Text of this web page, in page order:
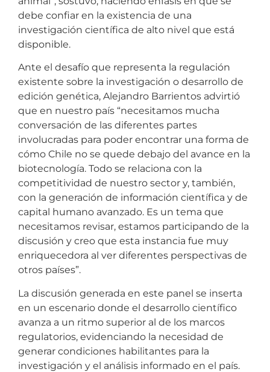
debe confiar en la existencia de una
investigación científica de alto nivel que está
disponible.
Ante el desafío que representa la regulación
existente sobre la investigación o desarrollo de
edición genética, Alejandro Barrientos advirtió
que en nuestro país “necesitamos mucha
conversación de las diferentes partes
involucradas para poder encontrar una forma de
cómo Chile no se quede debajo del avance en la
biotecnología. Todo se relaciona con la
competitividad de nuestro sector y, también,
con la generación de información científica y de
capital humano avanzado. Es un tema que
necesitamos revisar, estamos participando de la
discusión y creo que esta instancia fue muy
enriquecedora al ver diferentes perspectivas de
otros países”.
La discusión generada en este panel se inserta
en un escenario donde el desarrollo científico
avanza a un ritmo superior al de los marcos
regulatorios, evidenciando la necesidad de
generar condiciones habilitantes para la
investigación y el análisis informado en el país.